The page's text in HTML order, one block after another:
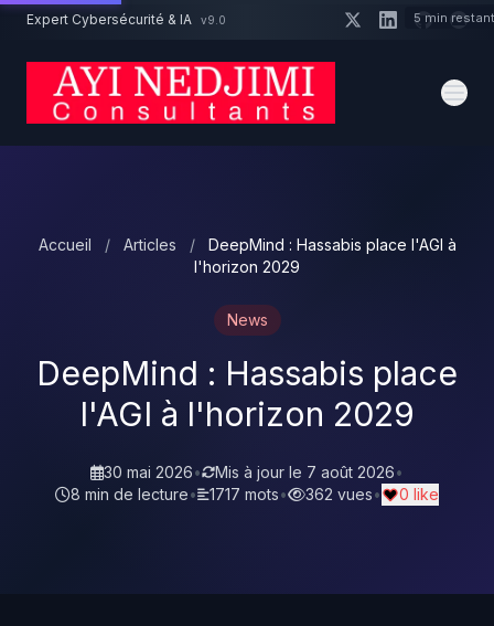
Aller au contenu principal
Expert Cybersécurité & IA v9.0
Accueil / Articles /
DeepMind : Hassabis place l'AGI à
l'horizon 2029
News
DeepMind : Hassabis place
l'AGI à l'horizon 2029
30 mai 2026• Mis à jour le 7 août 2026•
8 min de lecture• 1717 mots• 362 vues• 0 like
Un projet cybersécurité ? 5 min